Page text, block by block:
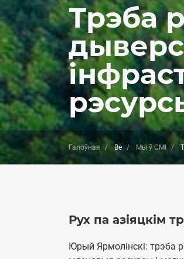
Трэба
Галоўная Be Мы ў СМІ
Рух па азіяцкім
Юрый Ярмолінскі: трэба